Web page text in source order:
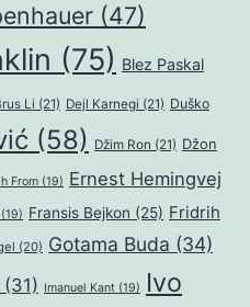
(47)
(75) Blez Paskal
Li (21) Dejl Karnegi (21) Duško
(58) Džim Ron (21) Džon
From (19) Ernest Hemingvej
(19) Fransis Bejkon (25) Fridrih
(20) Gotama Buda (34)
(31) Imanuel Kant (19)
Ivo